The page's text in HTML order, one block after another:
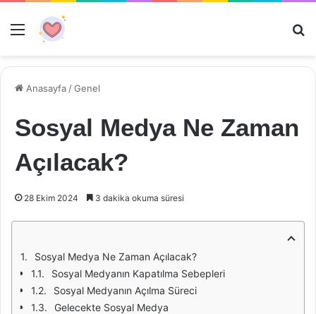
Menü
Anasayfa /Genel
Sosyal Medya Ne Zaman
Açılacak?
28 Ekim 2024 3 dakika okuma süresi
Sosyal Medya Ne Zaman Açılacak?
Sosyal Medyanın Kapatılma Sebepleri
Sosyal Medyanın Açılma Süreci
Gelecekte Sosyal Medya